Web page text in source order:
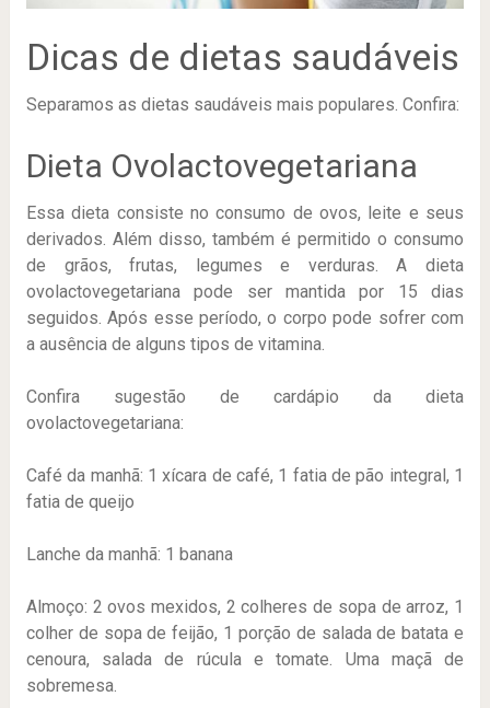
Dicas de dietas saudáveis
Separamos as dietas saudáveis mais populares. Confira:
Dieta Ovolactovegetariana
Essa dieta consiste no consumo de ovos, leite e seus
derivados. Além disso, também é permitido o consumo
de grãos, frutas, legumes e verduras. A dieta
ovolactovegetariana pode ser mantida por 15 dias
seguidos. Após esse período, o corpo pode sofrer com
a ausência de alguns tipos de vitamina.
Confira sugestão de cardápio da dieta
ovolactovegetariana:
Café da manhã: 1 xícara de café, 1 fatia de pão integral, 1
fatia de queijo
Lanche da manhã: 1 banana
Almoço: 2 ovos mexidos, 2 colheres de sopa de arroz, 1
colher de sopa de feijão, 1 porção de salada de batata e
cenoura, salada de rúcula e tomate. Uma maçã de
sobremesa.